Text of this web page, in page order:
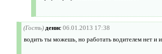
(Гость) денис 06.01.2013 17:38
водить ты можешь, но работать водителем нет и